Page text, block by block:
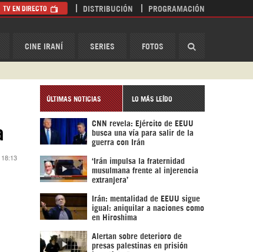
CINE IRANÍ SERIES FOTOS
TV EN DIRECTO DISTRIBUCIÓN PROGRAMACIÓN
ÚLTIMAS NOTICIAS LO MÁS LEÍDO
CNN revela: Ejército de EEUU
busca una vía para salir de la
guerra con Irán
‘Irán impulsa la fraternidad
musulmana frente al injerencia
extranjera’
Irán: mentalidad de EEUU sigue
igual: aniquilar a naciones como
en Hiroshima
Alertan sobre deterioro de
presas palestinas en prisión